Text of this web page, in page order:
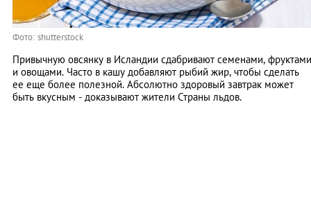
Фото: shutterstock
Привычную овсянку в Исландии сдабривают семенами, фруктами
и овощами. Часто в кашу добавляют рыбий жир, чтобы сделать
ее еще более полезной. Абсолютно здоровый завтрак может
быть вкусным - доказывают жители Страны льдов.